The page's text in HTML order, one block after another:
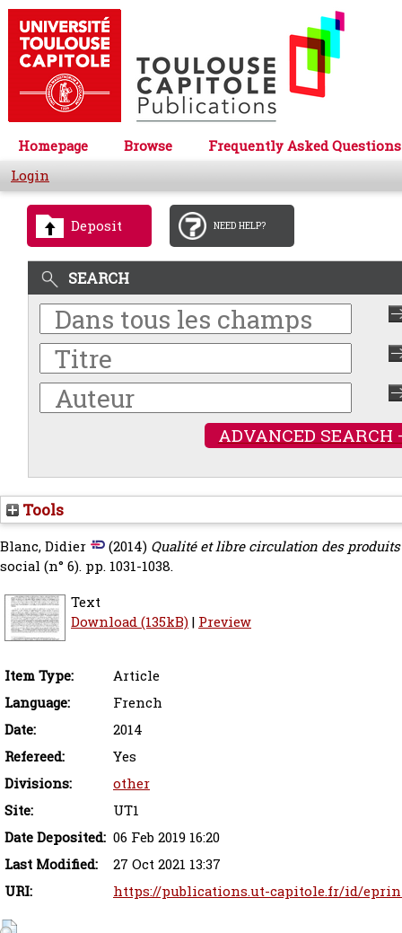
Homepage Browse
Frequently Asked Questions
Login
Deposit NEED HELP?
SEARCH
ADVANCED SEARCH
Tools
Blanc, Didier (2014) Qualité et libre circulation des
social (n° 6). pp. 1031-1038.
Text
Download (135kB)| Preview
Item Type:
Article
Language:
French
Date:
2014
Refereed:
Yes
Divisions:
other
Site:
UT1
Date Deposited: 06 Feb 2019 16:20
Last Modified:
27 Oct 2021 13:37
URI:
https://publications.ut-capitole.fr/id/